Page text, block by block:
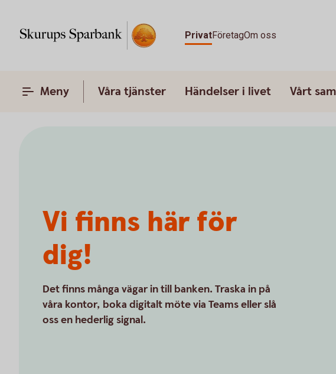
PrivatFöretagOm oss
Meny Våra tjänster Händelser i livet Vårt
Vi finns här för
dig!
Det finns många vägar in till banken. Traska in på
våra kontor, boka digitalt möte via Teams eller slå
oss en hederlig signal.